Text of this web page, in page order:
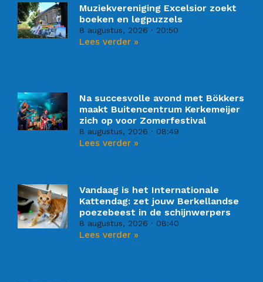
Muziekvereniging Excelsior zoekt
boeken en legpuzzels
8 augustus, 2026 20:50
Lees verder »
Na succesvolle avond met Bökkers
maakt Buitencentrum Kerkemeijer
zich op voor Zomerfestival
8 augustus, 2026 08:49
Lees verder »
Vandaag is het Internationale
Kattendag: zet jouw Berkellandse
poezebeest in de schijnwerpers
8 augustus, 2026 08:40
Lees verder »